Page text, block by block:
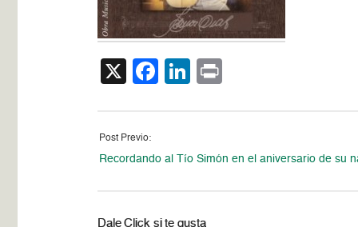
X Facebook
LinkedIn
Post Previo:
Recordando al Tío Simón en el aniversario de su
Dale Click si te gusta